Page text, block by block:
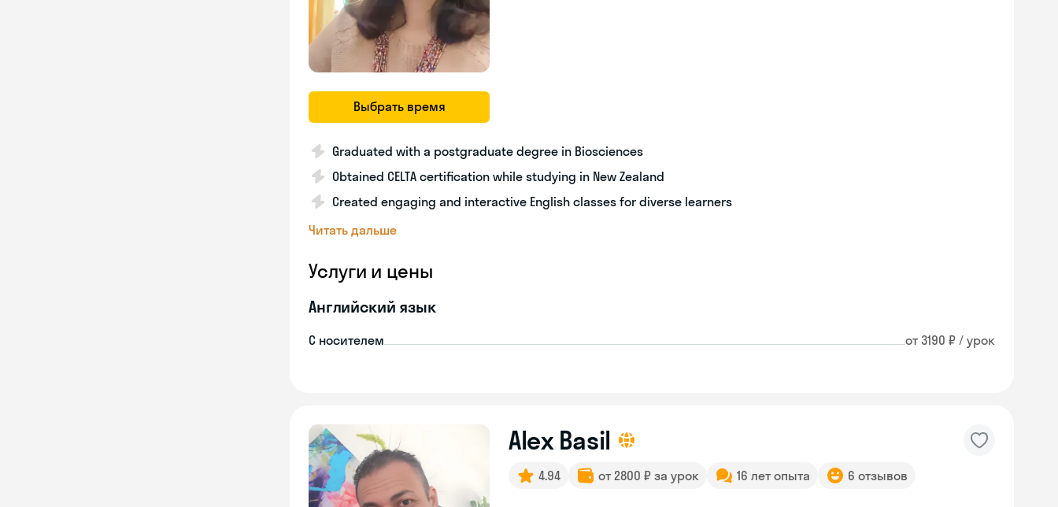
Выбрать время
Graduated with a postgraduate degree in Biosciences
Obtained CELTA certification while studying in New Zealand
Created engaging and interactive English classes for diverse learners
Читать дальше
Услуги и цены
Английский язык
С носителем от 3190 ₽ / урок
Alex Basil
4.94 от 2800 ₽ за урок 16 лет опыта 6 отзывов